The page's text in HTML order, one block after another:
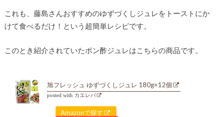
これも、藤島さんおすすめのゆずづくしジュレをトーストにか
けて食べるだけ！という超簡単レシピです。
このとき紹介されていたポン酢ジュレはこちらの商品です。
旭フレッシュ ゆずづくしジュレ 180g×12個
posted with カエレバ
Amazonで探す